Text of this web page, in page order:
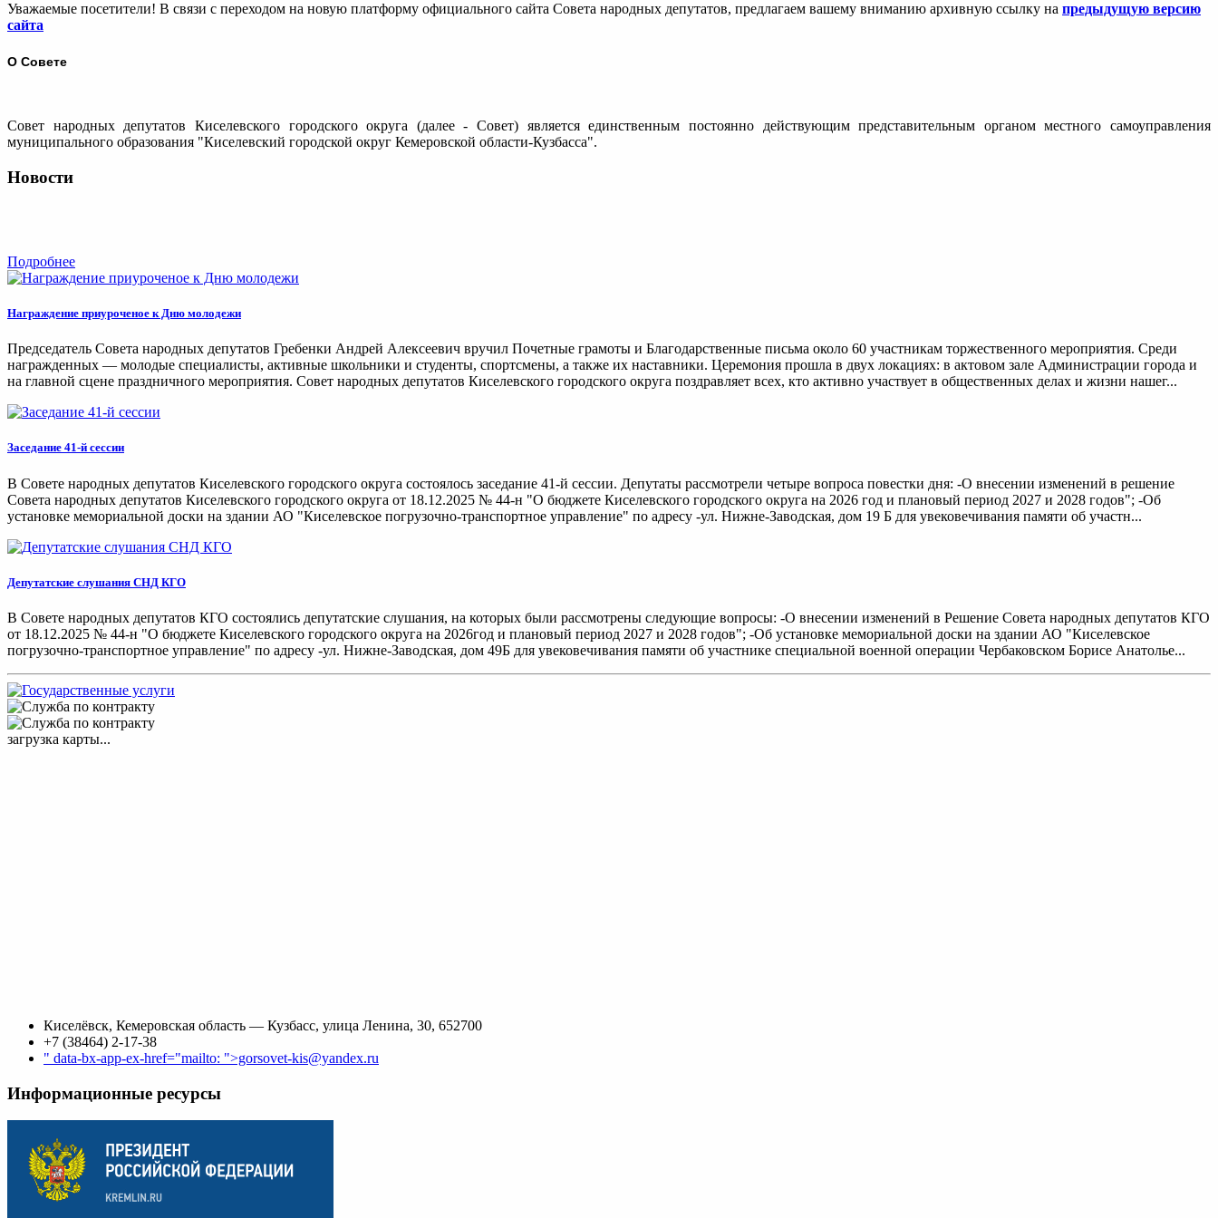
Уважаемые посетители! В связи с переходом на новую платформу официального сайта Совета народных депутатов, предлагаем вашему вниманию архивную ссылку на предыдущую версию
сайта
О Совете
Совет народных депутатов Киселевского городского округа (далее - Совет) является единственным постоянно действующим представительным органом местного самоуправления
муниципального образования "Киселевский городской округ Кемеровской области-Кузбасса".
Новости
Подробнее
Награждение приуроченое к Дню молодежи
Председатель Совета народных депутатов Гребенки Андрей Алексеевич вручил Почетные грамоты и Благодарственные письма около 60 участникам торжественного мероприятия. Среди
награжденных — молодые специалисты, активные школьники и студенты, спортсмены, а также их наставники. Церемония прошла в двух локациях: в актовом зале Администрации города и
на главной сцене праздничного мероприятия. Совет народных депутатов Киселевского городского округа поздравляет всех, кто активно участвует в общественных делах и жизни нашег...
Заседание 41-й сессии
В Совете народных депутатов Киселевского городского округа состоялось заседание 41-й сессии. Депутаты рассмотрели четыре вопроса повестки дня: -О внесении изменений в решение
Совета народных депутатов Киселевского городского округа от 18.12.2025 № 44-н "О бюджете Киселевского городского округа на 2026 год и плановый период 2027 и 2028 годов"; -Об
установке мемориальной доски на здании АО "Киселевское погрузочно-транспортное управление" по адресу -ул. Нижне-Заводская, дом 19 Б для увековечивания памяти об участн...
Депутатские слушания СНД КГО
В Совете народных депутатов КГО состоялись депутатские слушания, на которых были рассмотрены следующие вопросы: -О внесении изменений в Решение Совета народных депутатов КГО
от 18.12.2025 № 44-н "О бюджете Киселевского городского округа на 2026год и плановый период 2027 и 2028 годов"; -Об установке мемориальной доски на здании АО "Киселевское
погрузочно-транспортное управление" по адресу -ул. Нижне-Заводская, дом 49Б для увековечивания памяти об участнике специальной военной операции Чербаковском Борисе Анатолье...
загрузка карты...
Киселёвск, Кемеровская область — Кузбасс, улица Ленина, 30, 652700
+7 (38464) 2-17-38
" data-bx-app-ex-href="mailto: ">gorsovet-kis@yandex.ru
Информационные ресурсы